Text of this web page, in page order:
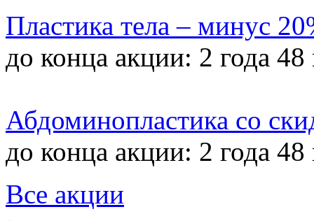
Пластика тела – минус
до конца акции: 2 года 48
Абдоминопластика со
до конца акции: 2 года 48
Все акции